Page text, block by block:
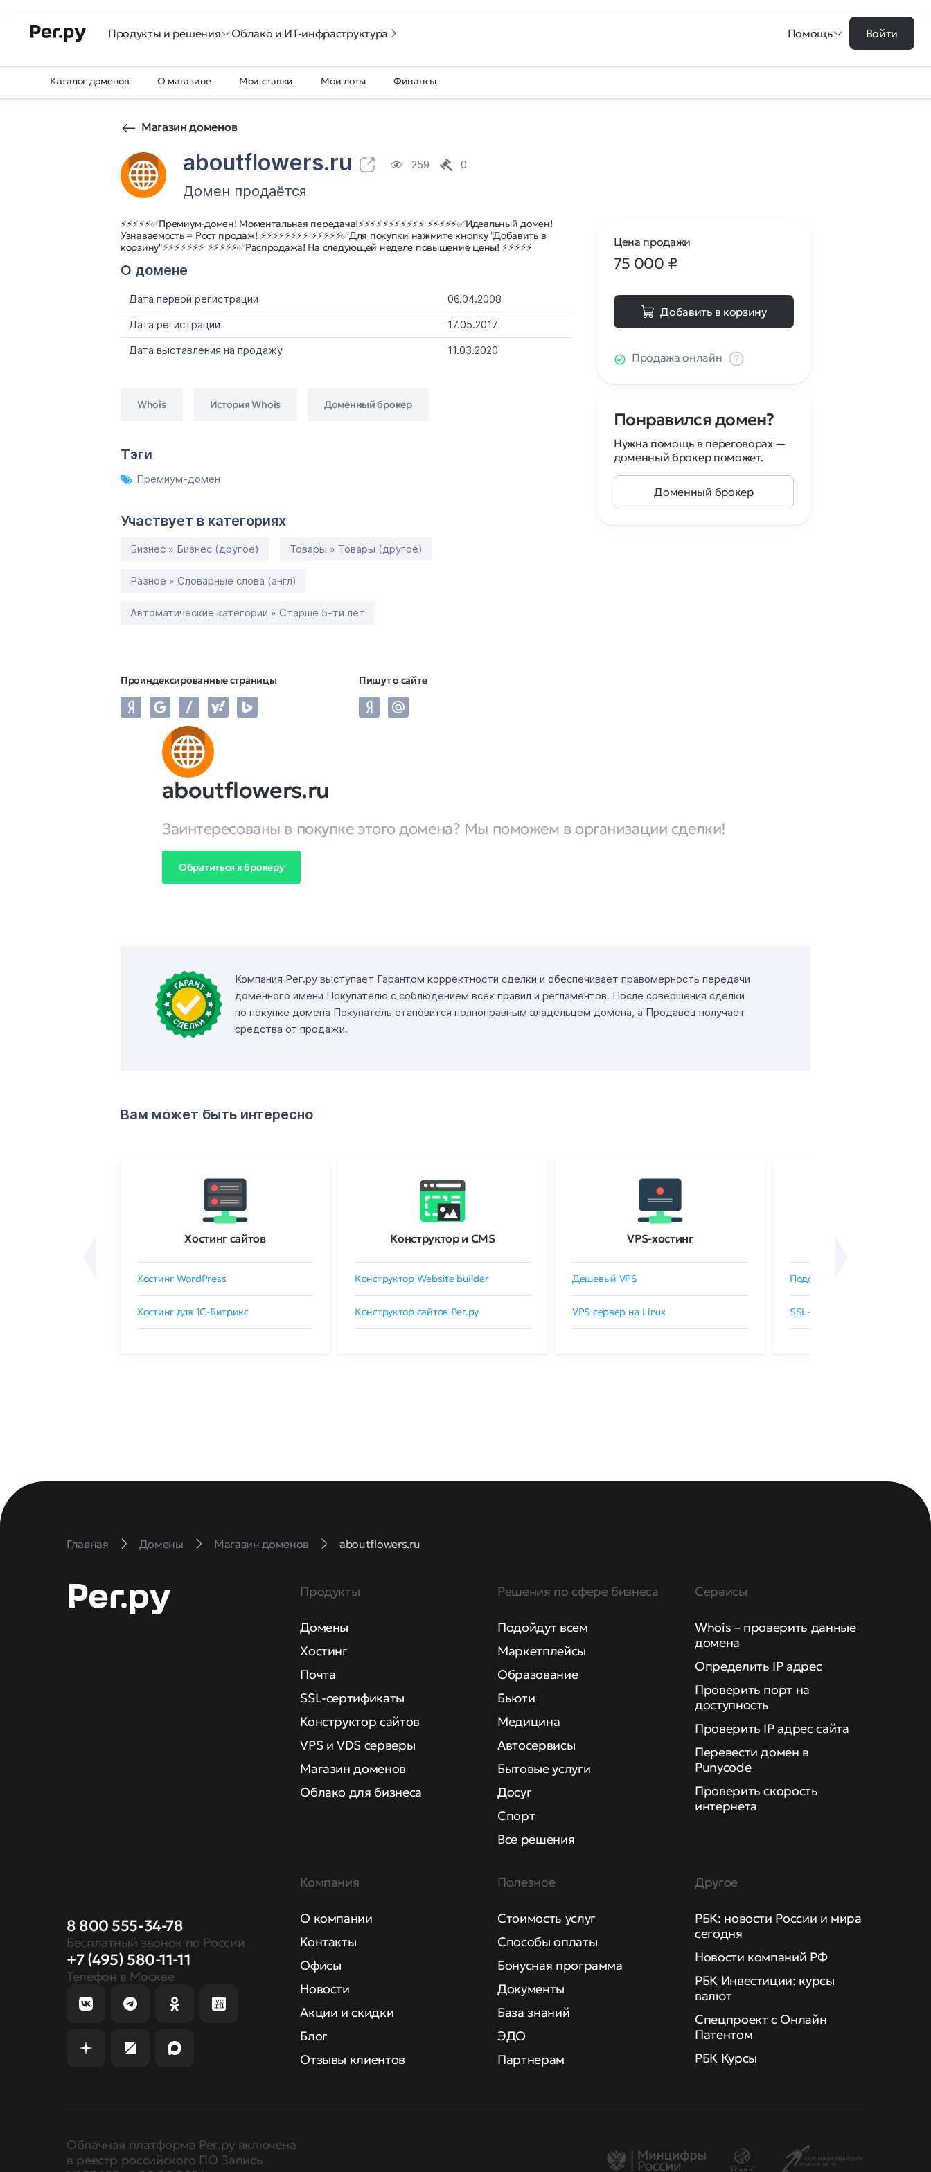
Продукты и решения Облако и ИТ-инфраструктура Помощь Войти
Каталог доменов О магазине Мои ставки Мои лоты Финансы
Магазин доменов
aboutflowers.ru 259 0
Домен продаётся
⚡⚡⚡⚡⚡✅Премиум-домен! Моментальная передача!⚡⚡⚡⚡⚡⚡⚡⚡⚡⚡⚡ ⚡⚡⚡⚡⚡✅Идеальный домен!
Узнаваемость = Рост продаж! ⚡⚡⚡⚡⚡⚡⚡⚡ ⚡⚡⚡⚡⚡✅Для покупки нажмите кнопку "Добавить в
корзину"⚡⚡⚡⚡⚡⚡⚡ ⚡⚡⚡⚡⚡✅Распродажа! На следующей неделе повышение цены! ⚡⚡⚡⚡⚡
О домене
Дата первой регистрации
06.04.2008
Дата регистрации
17.05.2017
Дата выставления на продажу
11.03.2020
Whois История Whois Доменный брокер
Тэги
Премиум-домен
Участвует в категориях
Бизнес » Бизнес (другое) Товары » Товары (другое)
Разное » Словарные слова (англ)
Автоматические категории » Старше 5-ти лет
Проиндексированные страницы Пишут о сайте
Цена продажи
75 000 ₽
Добавить в корзину
Продажа онлайн
Понравился домен?
Нужна помощь в переговорах —
доменный брокер поможет.
Доменный брокер
aboutflowers.ru
Заинтересованы в покупке этого домена? Мы поможем в организации сделки!
Обратиться к брокеру
Компания Рег.ру выступает Гарантом корректности сделки и обеспечивает правомерность передачи
доменного имени Покупателю с соблюдением всех правил и регламентов. После совершения сделки
по покупке домена Покупатель становится полноправным владельцем домена, а Продавец получает
средства от продажи.
Вам может быть интересно
Хостинг сайтов
Хостинг WordPress
Хостинг для 1C-Битрикс
Конструктор и CMS
Конструктор Website builder
Конструктор сайтов Рег.ру
VPS-хостинг
Дешевый VPS
VPS сервер на Linux
Подобрать SSL-сертификат
SSL-сертификаты GlobalSign
Главная Домены Магазин доменов aboutflowers.ru
8 800 555-34-78
Бесплатный звонок по России
+7 (495) 580-11-11
Телефон в Москве
Продукты
Домены
Хостинг
Почта
SSL-сертификаты
Конструктор сайтов
VPS и VDS серверы
Магазин доменов
Облако для бизнеса
Решения по сфере бизнеса
Подойдут всем
Маркетплейсы
Образование
Бьюти
Медицина
Автосервисы
Бытовые услуги
Досуг
Спорт
Все решения
Сервисы
Whois – проверить данные
домена
Определить IP адрес
Проверить порт на
доступность
Проверить IP адрес сайта
Перевести домен в
Punycode
Проверить скорость
интернета
Компания
О компании
Контакты
Офисы
Новости
Акции и скидки
Блог
Отзывы клиентов
Полезное
Стоимость услуг
Способы оплаты
Бонусная программа
Документы
База знаний
ЭДО
Партнерам
Другое
РБК: новости России и мира
сегодня
Новости компаний РФ
РБК Инвестиции: курсы
валют
Спецпроект с Онлайн
Патентом
РБК Курсы
Облачная платформа Рег.ру включена
в реестр российского ПО Запись